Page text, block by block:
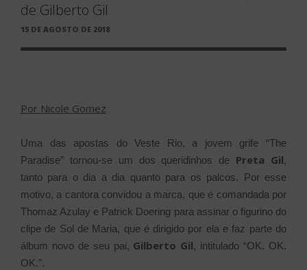
de Gilberto Gil
PUBLICADO
15 DE AGOSTO DE 2018
Por Nicole Gomez
Uma das apostas do Veste Rio, a jovem grife “The
Paradise” tornou-se um dos queridinhos de Preta Gil,
tanto para o dia a dia quanto para os palcos. Por esse
motivo, a cantora convidou a marca, que é comandada por
Thomaz Azulay e Patrick Doering para assinar o figurino do
clipe de Sol de Maria, que é dirigido por ela e faz parte do
álbum novo de seu pai, Gilberto Gil, intitulado “OK. OK.
OK.”.